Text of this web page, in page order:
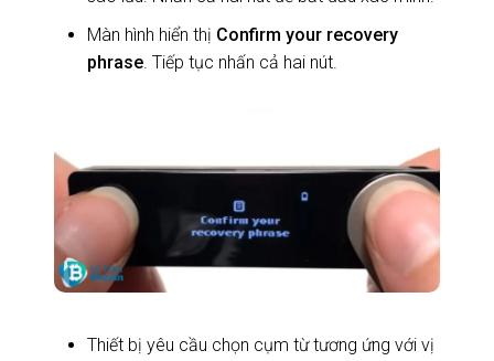
Màn hình hiển thị Confirm your recovery
phrase. Tiếp tục nhấn cả hai nút.
Thiết bị yêu cầu chọn cụm từ tương ứng với vị